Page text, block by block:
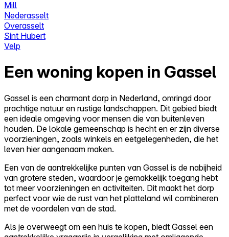
Mill
Nederasselt
Overasselt
Sint Hubert
Velp
Een woning kopen in Gassel
Gassel is een charmant dorp in Nederland, omringd door
prachtige natuur en rustige landschappen. Dit gebied biedt
een ideale omgeving voor mensen die van buitenleven
houden. De lokale gemeenschap is hecht en er zijn diverse
voorzieningen, zoals winkels en eetgelegenheden, die het
leven hier aangenaam maken.
Een van de aantrekkelijke punten van Gassel is de nabijheid
van grotere steden, waardoor je gemakkelijk toegang hebt
tot meer voorzieningen en activiteiten. Dit maakt het dorp
perfect voor wie de rust van het platteland wil combineren
met de voordelen van de stad.
Als je overweegt om een huis te kopen, biedt Gassel een